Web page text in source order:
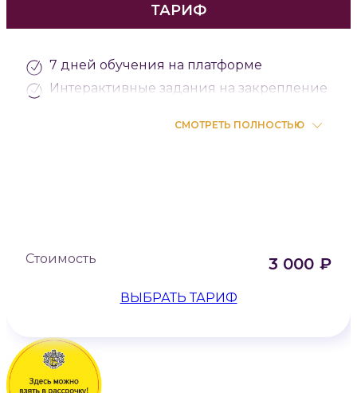
ТАРИФ
СМОТРЕТЬ ПОЛНОСТЬЮ
7 дней обучения на платформе
Интерактивные задания на закрепление
Стоимость 3 000 ₽
ВЫБРАТЬ ТАРИФ